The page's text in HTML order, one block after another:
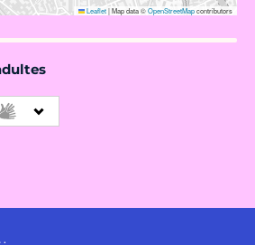
Leaflet|Map data ©OpenStreetMapcontributors